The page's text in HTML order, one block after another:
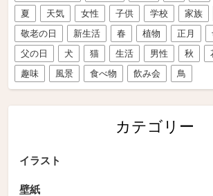
夏
天気 女性 子供 学校 家族
敬老の日
新生活 春 植物 正月
父の日
犬 猫 生活 男性 秋
趣味
風景 食べ物 飲み会 鳥
カテゴリー
イラスト
壁紙